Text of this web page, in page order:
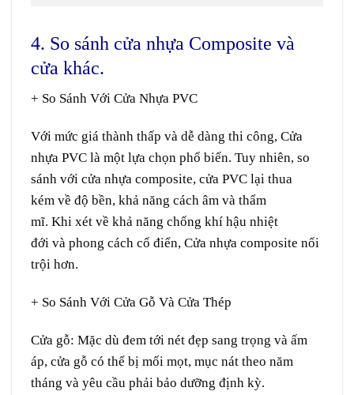
4. So sánh cửa nhựa Composite và
cửa khác.
+ So Sánh Với Cửa Nhựa PVC
Với mức giá thành thấp và dễ dàng thi công, Cửa
nhựa PVC là một lựa chọn phổ biến. Tuy nhiên, so
sánh với cửa nhựa composite, cửa PVC lại thua
kém về độ bền, khả năng cách âm và thẩm
mĩ. Khi xét về khả năng chống khí hậu nhiệt
đới và phong cách cổ điển, Cửa nhựa composite nổi
trội hơn.
+ So Sánh Với Cửa Gỗ Và Cửa Thép
Cửa gỗ: Mặc dù đem tới nét đẹp sang trọng và ấm
áp, cửa gỗ có thể bị mối mọt, mục nát theo năm
tháng và yêu cầu phải bảo dưỡng định kỳ.